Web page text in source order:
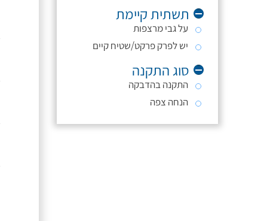
תשתית קיימת
על גבי מרצפות
יש לפרק פרקט/שטיח קיים
סוג התקנה
התקנה בהדבקה
הנחה צפה